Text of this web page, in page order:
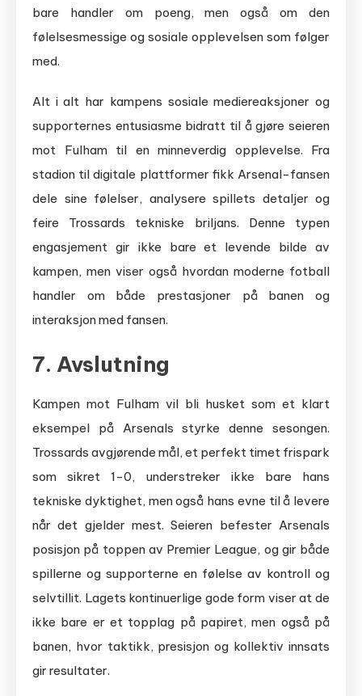
bare handler om poeng, men også om den
følelsesmessige og sosiale opplevelsen som følger
med.
Alt i alt har kampens sosiale mediereaksjoner og
supporternes entusiasme bidratt til å gjøre seieren
mot Fulham til en minneverdig opplevelse. Fra
stadion til digitale plattformer fikk Arsenal-fansen
dele sine følelser, analysere spillets detaljer og
feire Trossards tekniske briljans. Denne typen
engasjement gir ikke bare et levende bilde av
kampen, men viser også hvordan moderne fotball
handler om både prestasjoner på banen og
interaksjon med fansen.
7. Avslutning
Kampen mot Fulham vil bli husket som et klart
eksempel på Arsenals styrke denne sesongen.
Trossards avgjørende mål, et perfekt timet frispark
som sikret 1-0, understreker ikke bare hans
tekniske dyktighet, men også hans evne til å levere
når det gjelder mest. Seieren befester Arsenals
posisjon på toppen av Premier League, og gir både
spillerne og supporterne en følelse av kontroll og
selvtillit. Lagets kontinuerlige gode form viser at de
ikke bare er et topplag på papiret, men også på
banen, hvor taktikk, presisjon og kollektiv innsats
gir resultater.